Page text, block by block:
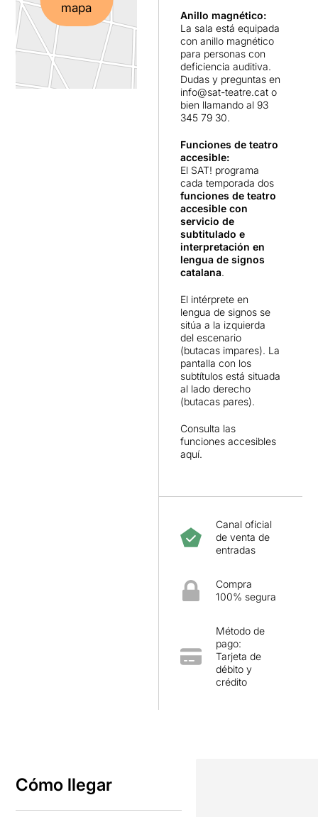
mapa
Anillo magnético:
La sala está equipada
con anillo magnético
para personas con
deficiencia auditiva.
Dudas y preguntas en
info@sat-teatre.cat o
bien llamando al 93
345 79 30.
Funciones de teatro
accesible:
El SAT! programa
cada temporada dos
funciones de teatro
accesible con
servicio de
subtitulado e
interpretación en
lengua de signos
catalana.
El intérprete en
lengua de signos se
sitúa a la izquierda
del escenario
(butacas impares). La
pantalla con los
subtítulos está situada
al lado derecho
(butacas pares).
Consulta las
funciones accesibles
aquí.
Canal oficial
de venta de
entradas
Compra
100% segura
Método de
pago:
Tarjeta de
débito y
crédito
Cómo llegar